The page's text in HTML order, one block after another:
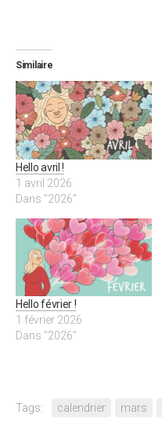
Similaire
Hello avril !
1 avril 2026
Dans "2026"
Hello février !
1 février 2026
Dans "2026"
Tags: calendrier mars